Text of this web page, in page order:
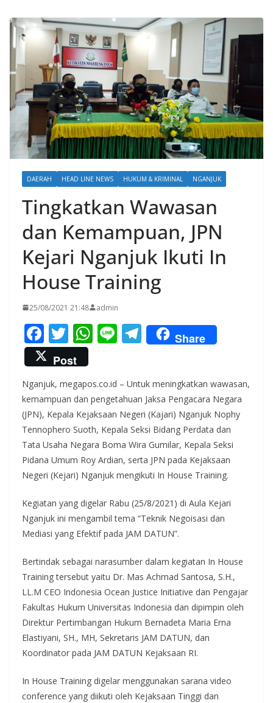
DAERAH HEAD LINE NEWS HUKUM & KRIMINAL NGANJUK
Tingkatkan Wawasan
dan Kemampuan, JPN
Kejari Nganjuk Ikuti In
House Training
25/08/2021 21:48 admin
F
ac
e
b
o
o
k
T
w
itt
er
W
s
A
p
p
Li T
el
gr
a
m
Share
Post
Nganjuk, megapos.co.id – Untuk meningkatkan wawasan,
kemampuan dan pengetahuan Jaksa Pengacara Negara
(JPN), Kepala Kejaksaan Negeri (Kajari) Nganjuk Nophy
Tennophero Suoth, Kepala Seksi Bidang Perdata dan
Tata Usaha Negara Boma Wira Gumilar, Kepala Seksi
Pidana Umum Roy Ardian, serta JPN pada Kejaksaan
Negeri (Kejari) Nganjuk mengikuti In House Training.
Kegiatan yang digelar Rabu (25/8/2021) di Aula Kejari
Nganjuk ini mengambil tema “Teknik Negoisasi dan
Mediasi yang Efektif pada JAM DATUN”.
Bertindak sebagai narasumber dalam kegiatan In House
Training tersebut yaitu Dr. Mas Achmad Santosa, S.H.,
LL.M CEO Indonesia Ocean Justice Initiative dan Pengajar
Fakultas Hukum Universitas Indonesia dan dipimpin oleh
Direktur Pertimbangan Hukum Bernadeta Maria Erna
Elastiyani, SH., MH, Sekretaris JAM DATUN, dan
Koordinator pada JAM DATUN Kejaksaan RI.
In House Training digelar menggunakan sarana video
conference yang diikuti oleh Kejaksaan Tinggi dan